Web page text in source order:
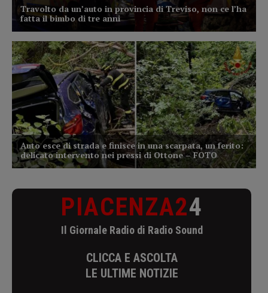
PIACENZA24
Il Giornale Radio di Radio Sound
CLICCA E ASCOLTA
LE ULTIME NOTIZIE